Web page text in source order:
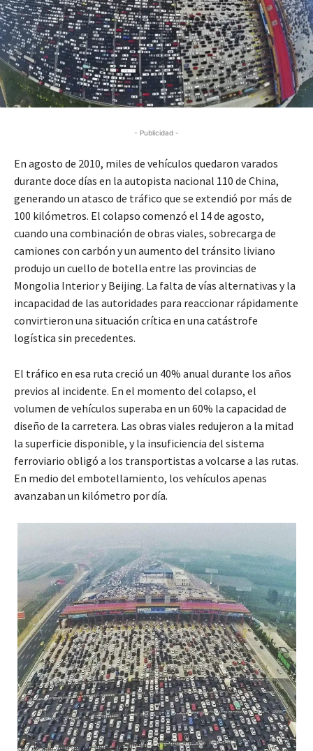
- Publicidad -
En agosto de 2010, miles de vehículos quedaron varados
durante doce días en la autopista nacional 110 de China,
generando un atasco de tráfico que se extendió por más de
100 kilómetros. El colapso comenzó el 14 de agosto,
cuando una combinación de obras viales, sobrecarga de
camiones con carbón y un aumento del tránsito liviano
produjo un cuello de botella entre las provincias de
Mongolia Interior y Beijing. La falta de vías alternativas y la
incapacidad de las autoridades para reaccionar rápidamente
convirtieron una situación crítica en una catástrofe
logística sin precedentes.
El tráfico en esa ruta creció un 40% anual durante los años
previos al incidente. En el momento del colapso, el
volumen de vehículos superaba en un 60% la capacidad de
diseño de la carretera. Las obras viales redujeron a la mitad
la superficie disponible, y la insuficiencia del sistema
ferroviario obligó a los transportistas a volcarse a las rutas.
En medio del embotellamiento, los vehículos apenas
avanzaban un kilómetro por día.